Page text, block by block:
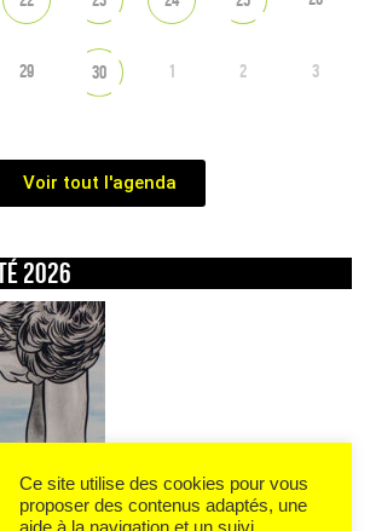
29 30 1 2 3
Voir tout l'agenda
2026
Ce site utilise des cookies pour vous
proposer des contenus adaptés, une